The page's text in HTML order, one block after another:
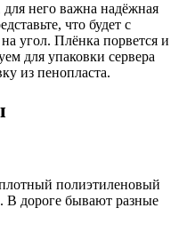
для него важна надёжная
что будет с
угол. Плёнка порвется и
для упаковки сервера
из пенопласта.
полиэтиленовый
В дороге бывают разные